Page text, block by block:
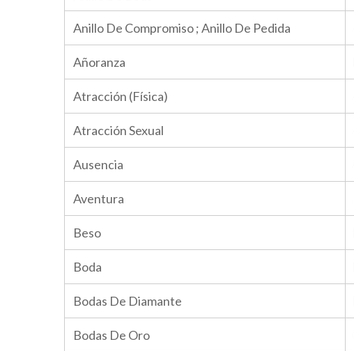
Anillo De Compromiso ; Anillo De Pedida
Añoranza
Atracción (Física)
Atracción Sexual
Ausencia
Aventura
Beso
Boda
Bodas De Diamante
Bodas De Oro